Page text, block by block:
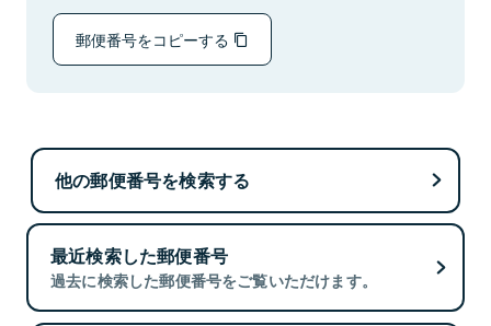
郵便番号をコピーする
他の郵便番号を検索する
最近検索した郵便番号
過去に検索した郵便番号をご覧いただけます。